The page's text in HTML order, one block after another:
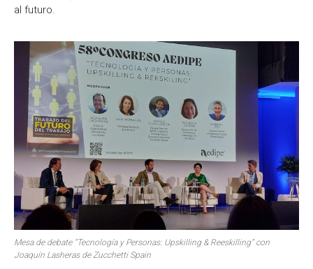
al futuro.
Mesa de debate “Tecnología y Personas: Upskilling & Reeskilling” con
Joaquín Lasheras de Zucchetti Spain